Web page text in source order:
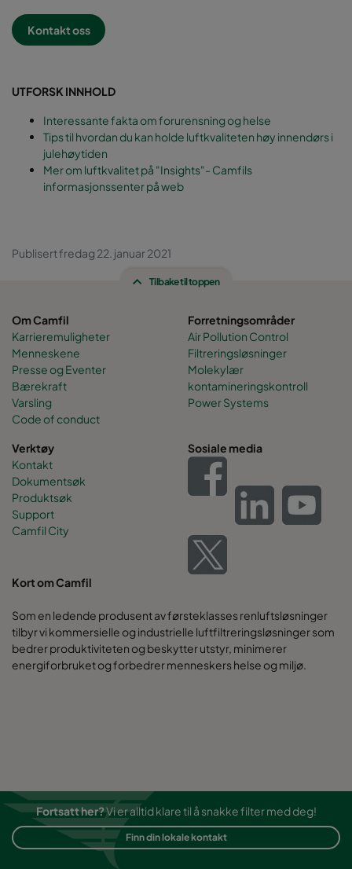
Kontakt oss
UTFORSK INNHOLD
Interessante fakta om forurensning og helse
Tips til hvordan du kan holde luftkvaliteten høy innendørs i
julehøytiden
Mer om luftkvalitet på "Insights"- Camfils
informasjonssenter på web
Publisert fredag 22. januar 2021
Tilbake til toppen
Om Camfil
Karrieremuligheter
Menneskene
Presse og Eventer
Bærekraft
Varsling
Code of conduct
Forretningsområder
Air Pollution Control
Filtreringsløsninger
Molekylær
kontamineringskontroll
Power Systems
Verktøy
Kontakt
Dokumentsøk
Produktsøk
Support
Camfil City
Sosiale media
Kort om Camfil
Som en ledende produsent av førsteklasses renluftsløsninger
tilbyr vi kommersielle og industrielle luftfiltreringsløsninger som
bedrer produktiviteten og beskytter utstyr, minimerer
energiforbruket og forbedrer menneskers helse og miljø.
Fortsatt her?Vi er alltid klare til å snakke filter med deg!
Finn din lokale kontakt